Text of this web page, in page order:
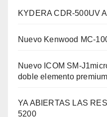
KYDERA CDR-500UV
Nuevo Kenwood MC-
Nuevo ICOM SM-
doble elemento premium
YA ABIERTAS LAS
5200